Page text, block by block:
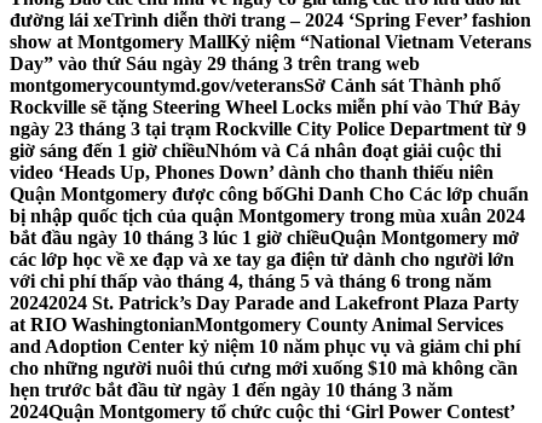
đường lái xeTrình diễn thời trang – 2024 ‘Spring Fever’ fashion
show at Montgomery MallKỷ niệm “National Vietnam Veterans
Day” vào thứ Sáu ngày 29 tháng 3 trên trang web
montgomerycountymd.gov/veteransSở Cảnh sát Thành phố
Rockville sẽ tặng Steering Wheel Locks miễn phí vào Thứ Bảy
ngày 23 tháng 3 tại trạm Rockville City Police Department từ 9
giờ sáng đến 1 giờ chiềuNhóm và Cá nhân đoạt giải cuộc thi
video ‘Heads Up, Phones Down’ dành cho thanh thiếu niên
Quận Montgomery được công bốGhi Danh Cho Các lớp chuẩn
bị nhập quốc tịch của quận Montgomery trong mùa xuân 2024
bắt đầu ngày 10 tháng 3 lúc 1 giờ chiềuQuận Montgomery mở
các lớp học về xe đạp và xe tay ga điện tử dành cho người lớn
với chi phí thấp vào tháng 4, tháng 5 và tháng 6 trong năm
20242024 St. Patrick’s Day Parade and Lakefront Plaza Party
at RIO WashingtonianMontgomery County Animal Services
and Adoption Center kỷ niệm 10 năm phục vụ và giảm chi phí
cho những người nuôi thú cưng mới xuống $10 mà không cần
hẹn trước bắt đầu từ ngày 1 đến ngày 10 tháng 3 năm
2024Quận Montgomery tổ chức cuộc thi ‘Girl Power Contest’